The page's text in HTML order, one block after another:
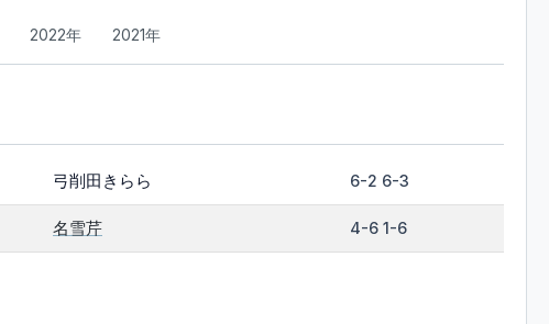
2022年 2021年
弓削田きらら 6-2 6-3
名雪芹 4-6 1-6